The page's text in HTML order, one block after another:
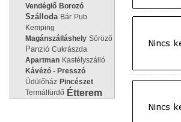
Vendéglő Borozó
Szálloda Bár Pub
Kemping
Magánszálláshely Söröző
Panzió Cukrászda
Apartman Kastélyszálló
Kávézó - Presszó
Üdülőház Pincészet
Termálfürdő Étterem